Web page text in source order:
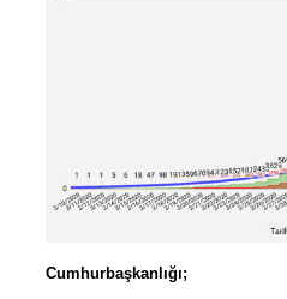
Cumhurbaşkanlığı;